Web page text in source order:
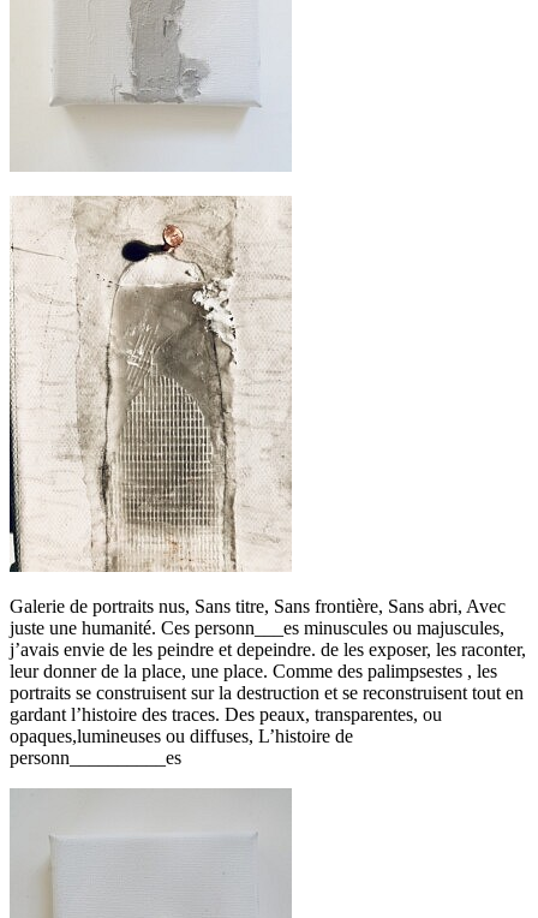
Galerie de portraits nus, Sans titre, Sans frontière, Sans abri, Avec
juste une humanité. Ces personn___es minuscules ou majuscules,
j’avais envie de les peindre et depeindre. de les exposer, les raconter,
leur donner de la place, une place. Comme des palimpsestes , les
portraits se construisent sur la destruction et se reconstruisent tout en
gardant l’histoire des traces. Des peaux, transparentes, ou
opaques,lumineuses ou diffuses, L’histoire de
personn__________es